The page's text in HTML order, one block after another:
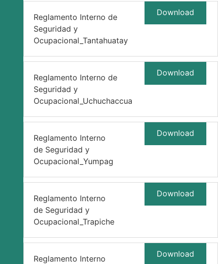
Reglamento Interno de
Seguridad y
Ocupacional_Tantahuatay
Download
Reglamento Interno de
Seguridad y
Ocupacional_Uchuchaccua
Download
Reglamento Interno
de Seguridad y
Ocupacional_Yumpag
Download
Reglamento Interno
de Seguridad y
Ocupacional_Trapiche
Download
Reglamento Interno
Download